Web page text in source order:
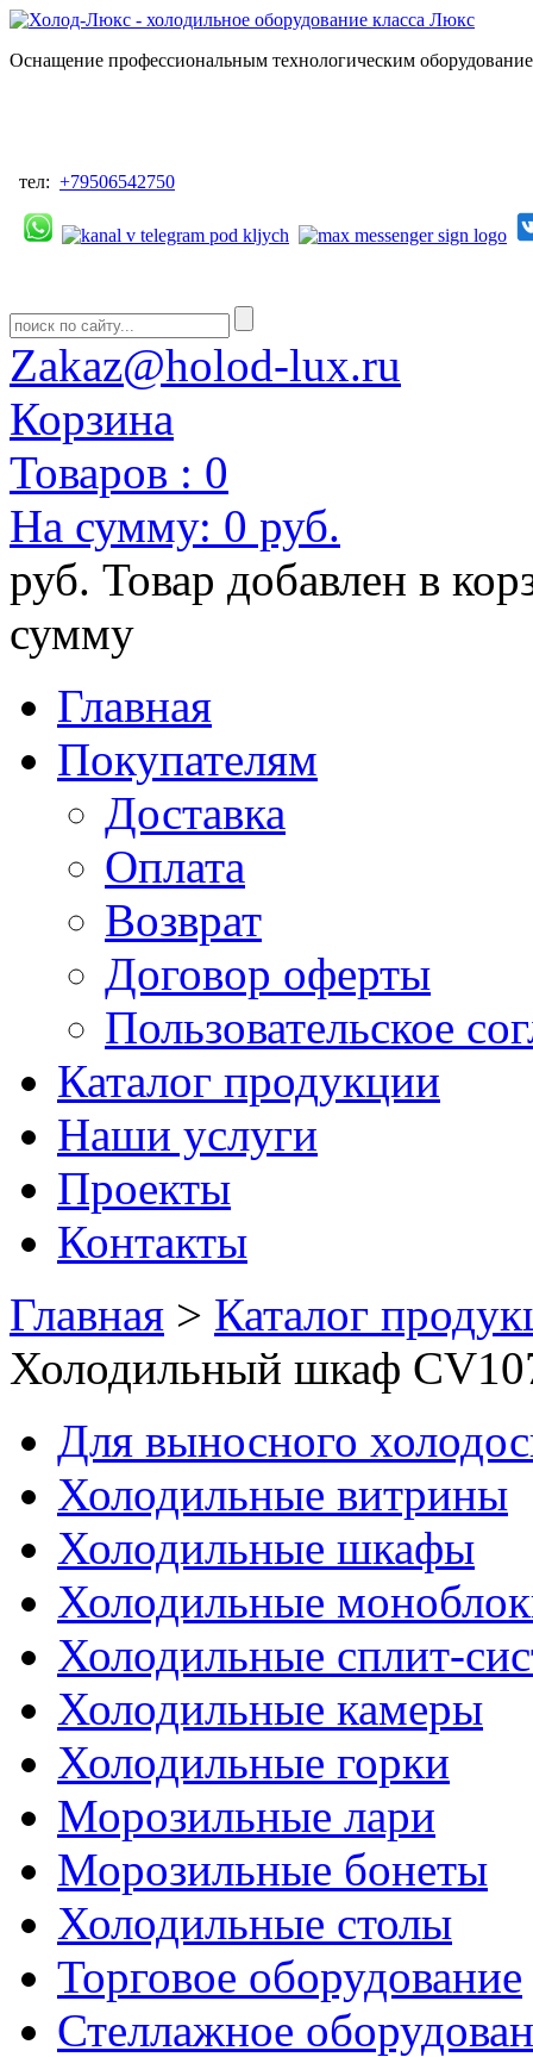
Оснащение профессиональным технологическим
тел: +79506542750
Zakaz@holod-lux.ru
Корзина
Товаров : 0
На сумму: 0 руб.
руб. Товар добавлен в
сумму
Главная
Покупателям
Доставка
Оплата
Возврат
Договор оферты
Пользовательское
Каталог продукции
Наши услуги
Проекты
Контакты
Главная > Каталог
Холодильный шкаф
Для выносного
Холодильные витрины
Холодильные шкафы
Холодильные
Холодильные сплит-
Холодильные камеры
Холодильные горки
Морозильные лари
Морозильные бонеты
Холодильные столы
Торговое оборудование
Стеллажное